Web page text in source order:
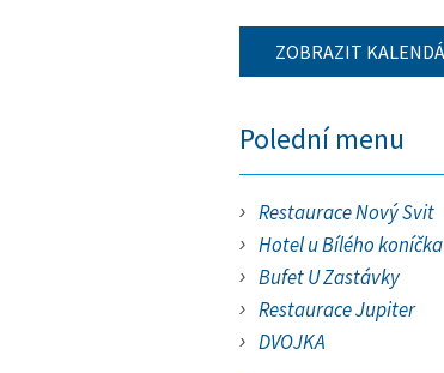
ZOBRAZIT
Polední menu
Restaurace Nový Svit
Hotel u Bílého koníčka
Bufet U Zastávky
Restaurace Jupiter
DVOJKA